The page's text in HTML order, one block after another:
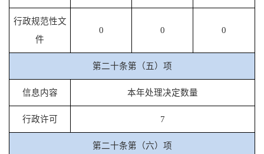
行政规范性文
件
0 0 0
第二十条第（五）项
信息内容 本年处理决定数量
行政许可 7
第二十条第（六）项